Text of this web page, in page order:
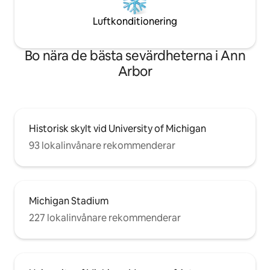
Luftkonditionering
Bo nära de bästa sevärdheterna i Ann
Arbor
Historisk skylt vid University of Michigan
93 lokalinvånare rekommenderar
Michigan Stadium
227 lokalinvånare rekommenderar